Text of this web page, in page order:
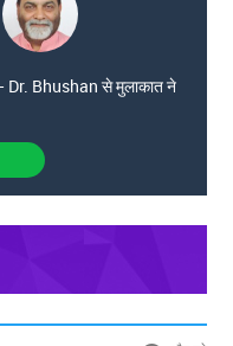
Dr. Bhushan से मुलाकात ने